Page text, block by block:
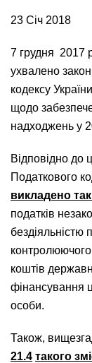
23 Січ 2018
7 грудня 2017
ухвалено
кодексу
щодо
надходжень у
Відповідно до
Податкового
викладено
податків
бездіяльністю
контролюючого
коштів
фінансування
особи.
Також,
21.4 такого